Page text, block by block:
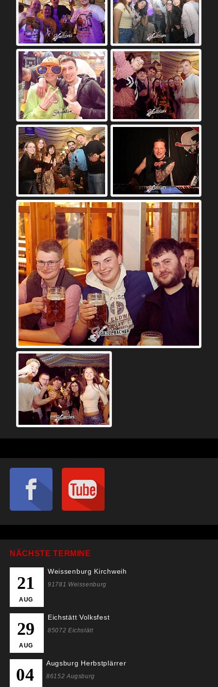
NÄCHSTE TERMINE
21
AUG
Weissenburg Kirchweih
91781 Weissenburg
29
AUG
Eichstätt Volksfest
85072 Eichstätt
04
Augsburg Herbstplärrer
86152 Augsburg